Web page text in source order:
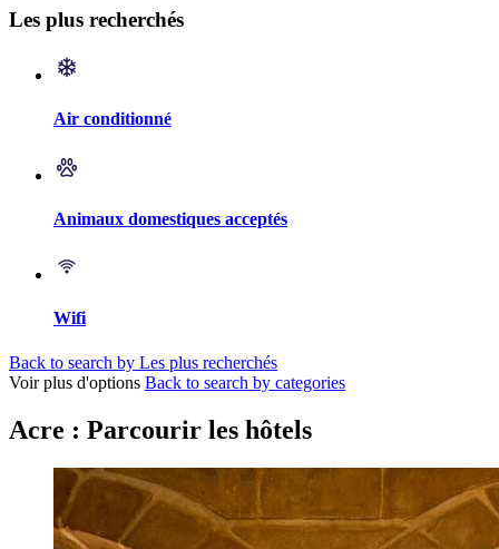
Les plus recherchés
Air conditionné
Animaux domestiques acceptés
Wifi
Back to search by Les plus recherchés
Voir plus d'options Back to search by categories
Acre : Parcourir les hôtels